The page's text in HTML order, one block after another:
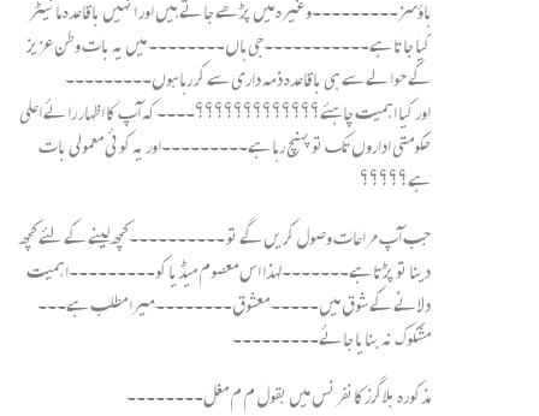
ہاؤسز۔۔۔۔۔۔۔۔۔وغیرہ میں پڑھے جاتے ہیں اور انہیں باقاعدہ مانیٹر
کیا جاتا ہے۔۔۔۔۔۔۔۔۔۔۔جی ہاں۔۔۔۔۔۔۔۔ میں یہ بات وطن عزیز
کے حوالے سے ہی باقاعدہ ذمہ داری سے کر رہا ہوں۔۔۔۔۔۔۔۔۔
اور کیا اہمیت چاہئے؟؟؟؟؟؟؟؟؟؟؟؟؟۔۔۔۔کہ آپ کا اظہار رائے اعلی
حکومتی اداروں تک تو پہنچ رہا ہے۔۔۔۔۔۔۔۔۔اور یہ کوئی معمولی بات
ہے؟؟؟؟؟
جب آپ مراعات وصول کریں گے تو ۔۔۔۔۔۔۔۔۔۔کچھ لینے کے لئے کچھ
دینا تو پڑتا ہے۔۔۔۔۔۔۔لہذا اس معصوم میڈیا کو۔۔۔۔۔۔۔۔۔اہمیت
دلانے کے شوق میں۔۔۔۔۔ معشوق۔۔۔۔۔۔۔۔میرا مطلب ہے۔۔۔
مشکوک نہ بنایا جائے۔۔۔۔۔۔۔۔۔
مذکورہ بلاگرزکانفرنس میں بقول م م مغل۔۔۔۔۔۔۔۔